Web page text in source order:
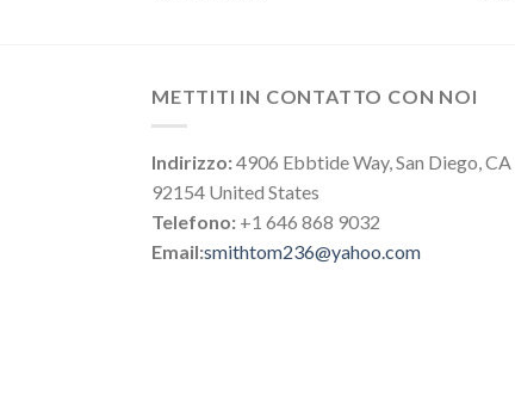
METTITI IN CONTATTO CON NOI
Indirizzo:4906 Ebbtide Way, San Diego, CA
92154 United States
Telefono: +1 646 868 9032
Email:smithtom236@yahoo.com